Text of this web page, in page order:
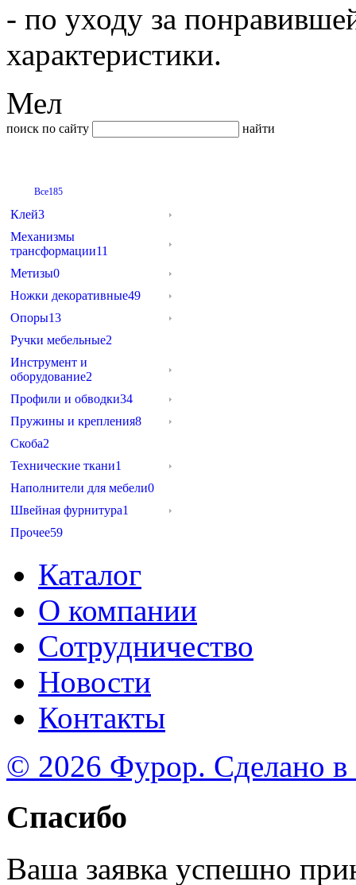
- по уходу за
характеристики.
Мел
поиск по сайту найти
Все185
Клей3
Механизмы
трансформации11
Метизы0
Ножки декоративные49
Опоры13
Ручки мебельные2
Инструмент и
оборудование2
Профили и обводки34
Пружины и крепления8
Скоба2
Технические ткани1
Наполнители для мебели0
Швейная фурнитура1
Прочее59
Каталог
О компании
Сотрудничество
Новости
Контакты
© 2026 Фурор. Сделано в
Спасибо
Ваша заявка успешно